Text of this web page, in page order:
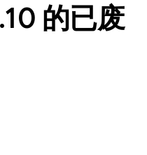
.10 的已废